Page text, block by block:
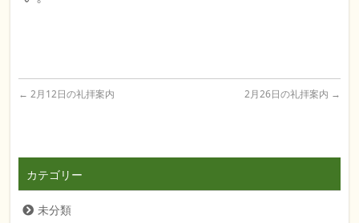
← 2月12日の礼拝案内 2月26日の礼拝案内 →
カテゴリー
未分類